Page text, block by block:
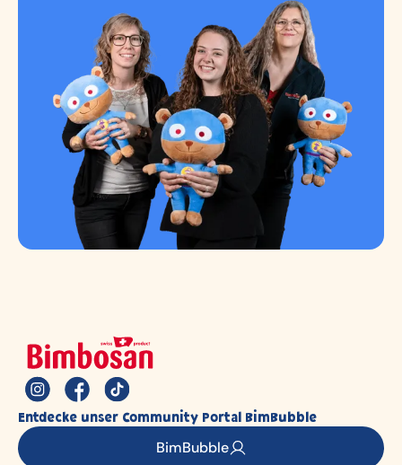
Entdecke unser Community Portal BimBubble
BimBubble